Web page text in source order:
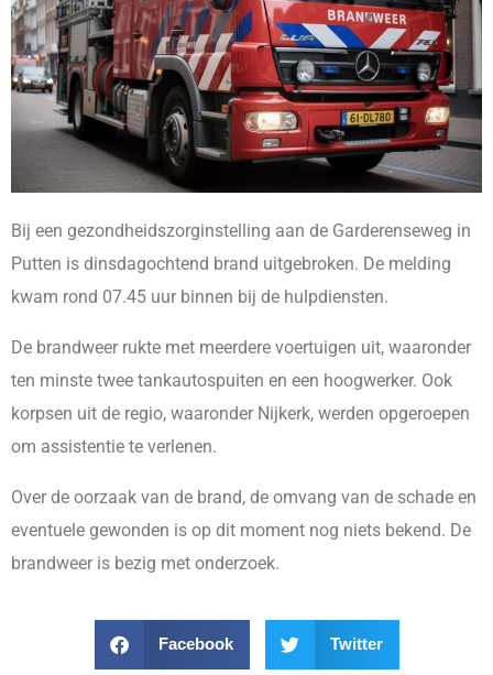
Bij een gezondheidszorginstelling aan de Garderenseweg in
Putten is dinsdagochtend brand uitgebroken. De melding
kwam rond 07.45 uur binnen bij de hulpdiensten.
De brandweer rukte met meerdere voertuigen uit, waaronder
ten minste twee tankautospuiten en een hoogwerker. Ook
korpsen uit de regio, waaronder Nijkerk, werden opgeroepen
om assistentie te verlenen.
Over de oorzaak van de brand, de omvang van de schade en
eventuele gewonden is op dit moment nog niets bekend. De
brandweer is bezig met onderzoek.
Facebook Twitter